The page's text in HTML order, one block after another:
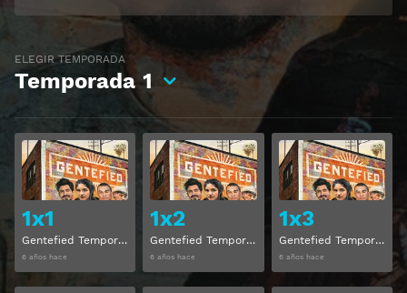
ELEGIR TEMPORADA
Temporada 1
1x1
Gentefied Temporada 1 Capitulo 1
6 años hace
Ver
1x2
Gentefied Temporada 1 Capitulo 2
6 años hace
Ver
1x3
Gentefied Temporada 1 Capitulo 3
6 años hace